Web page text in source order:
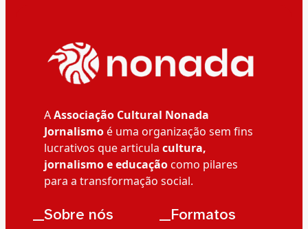
AAssociação Cultural Nonada
Jornalismoé uma organização sem fins
lucrativos que articula cultura,
jornalismo e educaçãocomo pilares
para a transformação social.
__Sobre nós __Formatos